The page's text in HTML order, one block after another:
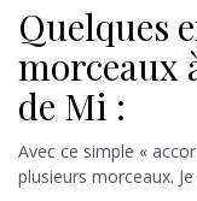
Quelques
morceaux
de Mi :
Avec ce simple «
plusieurs morceaux.